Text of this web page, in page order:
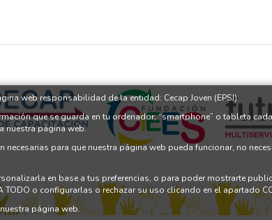
web responsabilidad de la entidad: Cecap Joven (EPSJ)
que se guarda en tu ordenador, “smartphone” o tableta
nuestra página web.
para que nuestra página web pueda funcionar, no
en base a tus preferencias, o para poder mostrarte
o configurarlas o rechazar su uso clicando en el apartado
página web.